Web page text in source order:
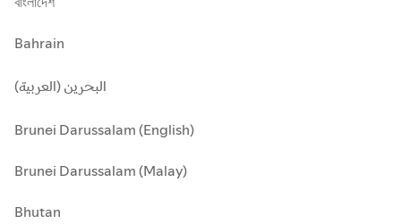
Bahrain
البحرين (العربية)
Brunei Darussalam (English)
Brunei Darussalam (Malay)
Bhutan